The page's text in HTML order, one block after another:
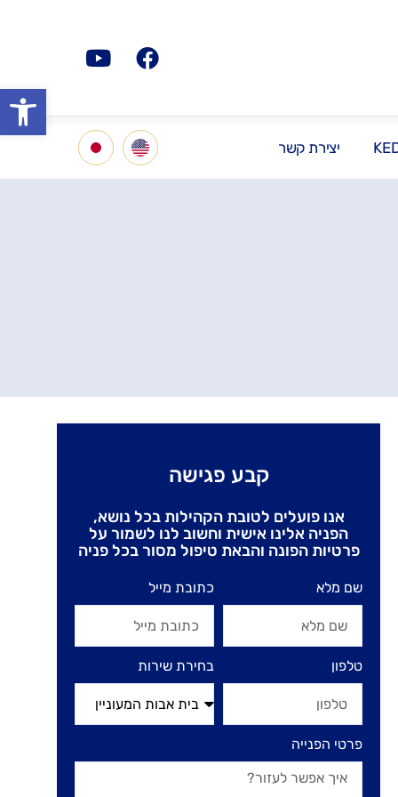
פתח
יצירת קשר
קבע פגישה
אנו פועלים לטובת הקהילות בכל נושא,
הפניה אלינו אישית וחשוב לנו לשמור על
פרטיות הפונה והבאת טיפול מסור בכל פניה
שם מלא כתובת מייל
טלפון בחירת שירות
פרטי הפנייה